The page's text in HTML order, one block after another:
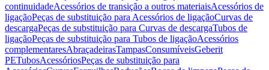
continuidadeAcessórios de transição a outros materiaisAcessórios de
ligaçãoPeças de substituição para Acessórios de ligaçãoCurvas de
descargaPeças de substituição para Curvas de descargaTubos de
ligaçãoPeças de substituição para Tubos de ligaçãoAcessórios
complementaresAbraçadeirasTampasConsumíveisGeberit
PETubosAcessóriosPeças de substituição para